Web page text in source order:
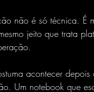
não é só técnica. É
jeito que trata
acontecer
Um notebook que